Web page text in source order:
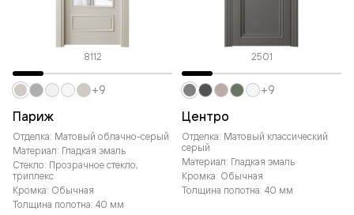
8112
Париж
Отделка: Матовый облачно-серый
Материал: Гладкая эмаль
Стекло: Прозрачное стекло,
триплекс
Кромка: Обычная
Толщина полотна: 40 мм
+9
2501
Центро
Отделка: Матовый классический
серый
Материал: Гладкая эмаль
Кромка: Обычная
Толщина полотна: 40 мм
+9